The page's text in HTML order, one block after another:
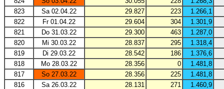
823
Sa 02.04.22 29.827 223
1.266,1
822
Fr 01.04.22 29.604 304
1.301,9
821
Do 31.03.22 29.300 463
1.287,0
820
Mi 30.03.22 28.837 295
1.318,4
819
Di 29.03.22 28.542 186
1.376,6
818
Mo 28.03.22 28.356 0
1.481,8
817
So 27.03.22 28.356 225
1.481,8
816
Sa 26.03.22 28.131 271 1.460,9